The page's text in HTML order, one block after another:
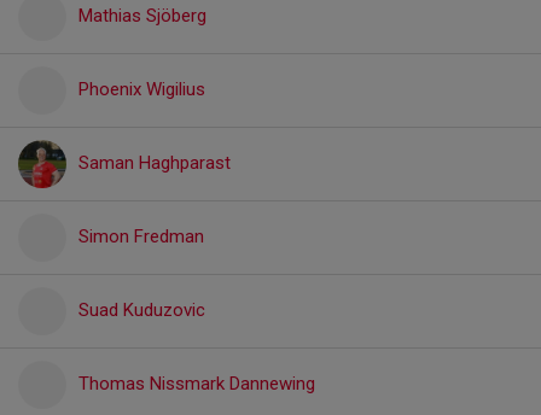
Mathias Sjöberg
Phoenix Wigilius
Saman Haghparast
Simon Fredman
Suad Kuduzovic
Thomas Nissmark Dannewing